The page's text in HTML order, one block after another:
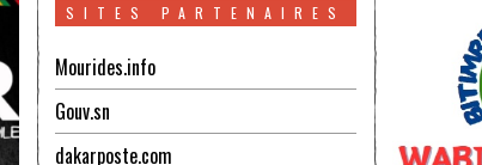
SITES PARTENAIRES
Mourides.info
Gouv.sn
dakarposte.com